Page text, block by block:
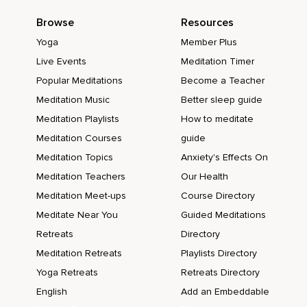
Um es wirklich zu verinnerlichen,
Dass mir nichts fehlt,
Es ist nichts kaputt an mir und ich muss sagen,
Oh Gott,
Mir fehlt das und deshalb geht das alles nicht,
Es fehlt mir nichts.
Alles,
Was ich tun muss oder was Du tun musst,
Browse
Yoga
Live Events
Popular Meditations
Meditation Music
Meditation Playlists
Meditation Courses
Meditation Topics
Meditation Teachers
Meditation Meet-ups
Meditate Near You
Retreats
Meditation Retreats
Yoga Retreats
English
Resources
Member Plus
Meditation Timer
Become a Teacher
Better sleep guide
How to meditate
guide
Anxiety's Effects On
Our Health
Course Directory
Guided Meditations
Directory
Playlists Directory
Retreats Directory
Add an Embeddable